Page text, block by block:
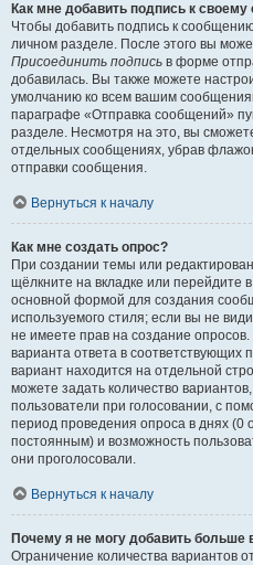
Как мне добавить подпись к
Чтобы добавить подпись к
личном разделе. После этого вы
Присоединить подпись в форме
добавилась. Вы также можете
умолчанию ко всем вашим
параграфе «Отправка сообщений»
разделе. Несмотря на это, вы
отдельных сообщениях, убрав
отправки сообщения.
Вернуться к началу
Как мне создать опрос?
При создании темы или
щёлкните на вкладке или перейдите
основной формой для создания
используемого стиля; если вы не
не имеете прав на создание
варианта ответа в соответствующих
вариант находится на отдельной
можете задать количество
пользователи при голосовании, с
период проведения опроса в днях (0
постоянным) и возможность
они проголосовали.
Вернуться к началу
Почему я не могу добавить больше
Ограничение количества вариантов